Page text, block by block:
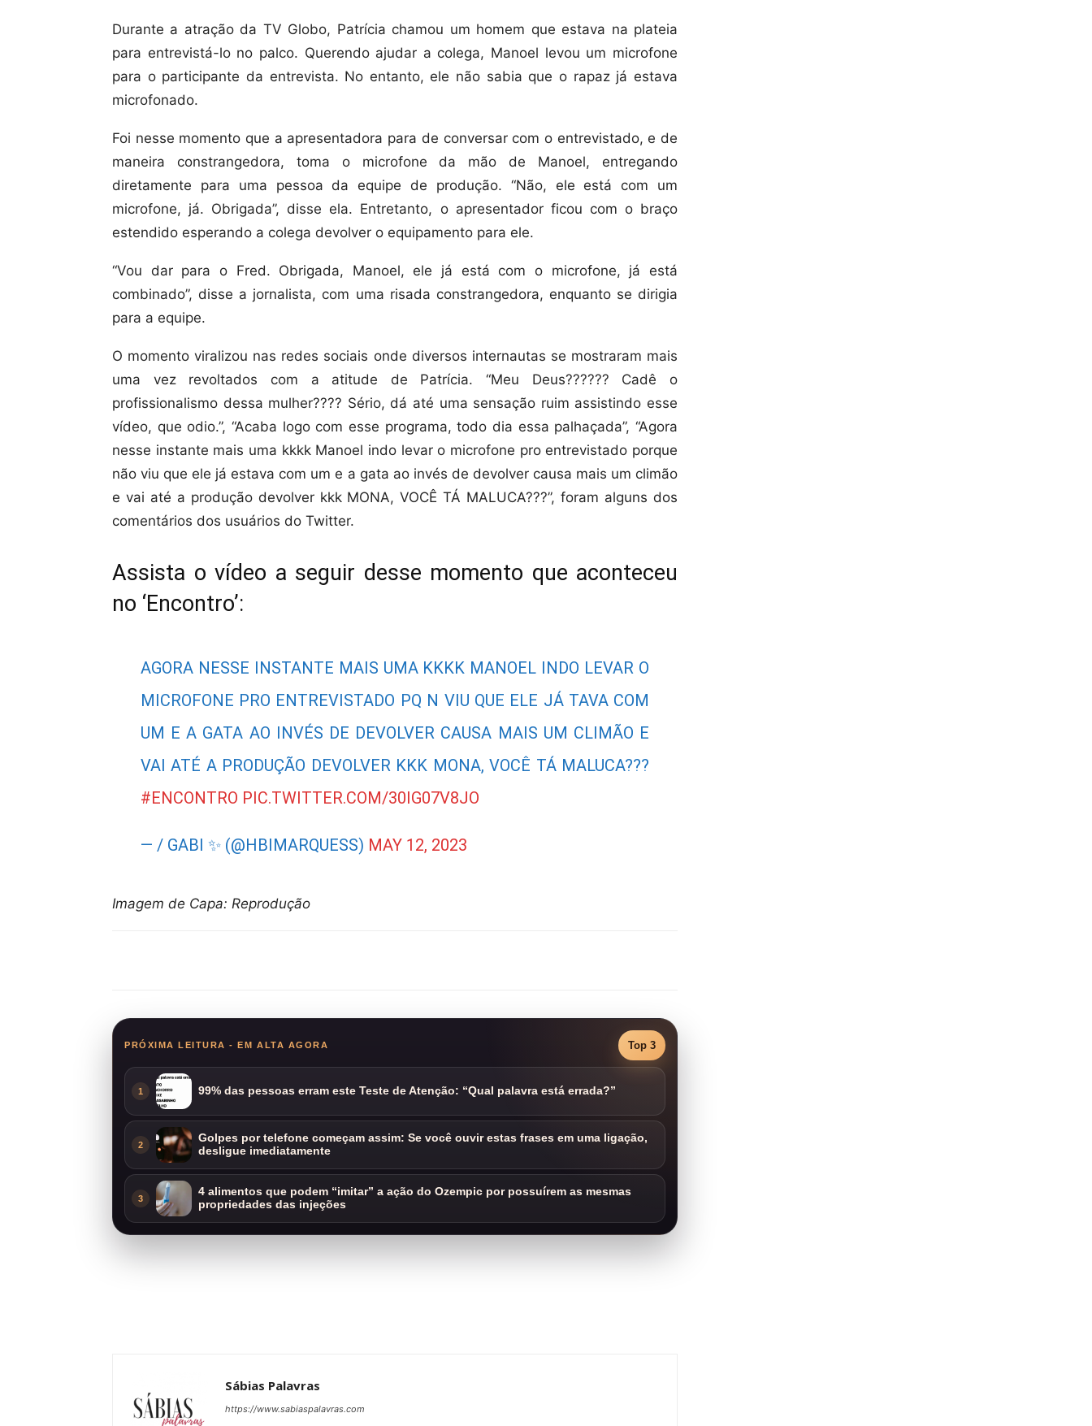
Durante a atração da TV Globo, Patrícia chamou um homem que estava na plateia
para entrevistá-lo no palco. Querendo ajudar a colega, Manoel levou um microfone
para o participante da entrevista. No entanto, ele não sabia que o rapaz já estava
microfonado.
Foi nesse momento que a apresentadora para de conversar com o entrevistado, e de
maneira constrangedora, toma o microfone da mão de Manoel, entregando
diretamente para uma pessoa da equipe de produção. “Não, ele está com um
microfone, já. Obrigada”, disse ela. Entretanto, o apresentador ficou com o braço
estendido esperando a colega devolver o equipamento para ele.
“Vou dar para o Fred. Obrigada, Manoel, ele já está com o microfone, já está
combinado”, disse a jornalista, com uma risada constrangedora, enquanto se dirigia
para a equipe.
O momento viralizou nas redes sociais onde diversos internautas se mostraram mais
uma vez revoltados com a atitude de Patrícia. “Meu Deus?????? Cadê o
profissionalismo dessa mulher???? Sério, dá até uma sensação ruim assistindo esse
vídeo, que odio.”, “Acaba logo com esse programa, todo dia essa palhaçada”, “Agora
nesse instante mais uma kkkk Manoel indo levar o microfone pro entrevistado porque
não viu que ele já estava com um e a gata ao invés de devolver causa mais um climão
e vai até a produção devolver kkk MONA, VOCÊ TÁ MALUCA???”, foram alguns dos
comentários dos usuários do Twitter.
Assista o vídeo a seguir desse momento que aconteceu
no ‘Encontro’:
AGORA NESSE INSTANTE MAIS UMA KKKK MANOEL INDO LEVAR O
MICROFONE PRO ENTREVISTADO PQ N VIU QUE ELE JÁ TAVA COM
UM E A GATA AO INVÉS DE DEVOLVER CAUSA MAIS UM CLIMÃO E
VAI ATÉ A PRODUÇÃO DEVOLVER KKK MONA, VOCÊ TÁ MALUCA???
#ENCONTRO PIC.TWITTER.COM/30IG07V8JO
— / GABI ✨ (@HBIMARQUESS) MAY 12, 2023
Imagem de Capa: Reprodução
PRÓXIMA LEITURA - EM ALTA AGORA Top 3
1 99% das pessoas erram este Teste de Atenção: “Qual palavra está errada?”
2
Golpes por telefone começam assim: Se você ouvir estas frases em uma ligação,
desligue imediatamente
3
4 alimentos que podem “imitar” a ação do Ozempic por possuírem as mesmas
propriedades das injeções
Sábias Palavras
https://www.sabiaspalavras.com